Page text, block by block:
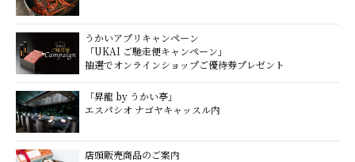
うかいアプリキャンペーン
「UKAI ご馳走便キャンペーン」
抽選でオンラインショップご優待券プレゼント
「昇龍 by うかい亭」
エスパシオ ナゴヤキャッスル内
店頭販売商品のご案内